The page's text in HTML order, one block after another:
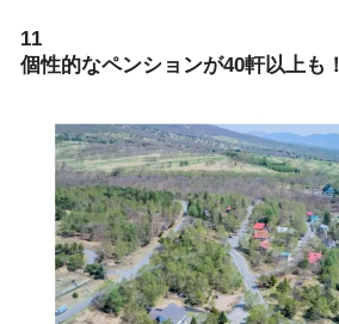
11
個性的なペンションが40軒以上も！